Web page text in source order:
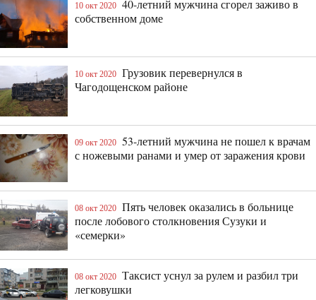
10 окт 2020 40-летний мужчина сгорел заживо в
собственном доме
10 окт 2020 Грузовик перевернулся в
Чагодощенском районе
09 окт 2020 53-летний мужчина не пошел к врачам
с ножевыми ранами и умер от заражения крови
08 окт 2020 Пять человек оказались в больнице
после лобового столкновения Сузуки и
«семерки»
08 окт 2020 Таксист уснул за рулем и разбил три
легковушки